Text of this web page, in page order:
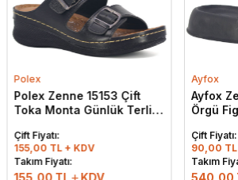
Polex
Polex Zenne 15153 Çift
Toka Monta Günlük Terlik
Çift Fiyatı:
155,00 TL + KDV
Takım Fiyatı:
155,00 TL KDV
Ayfox
Ayfox
Örgü
Çift Fiyatı:
90,00 TL
Takım
540,00